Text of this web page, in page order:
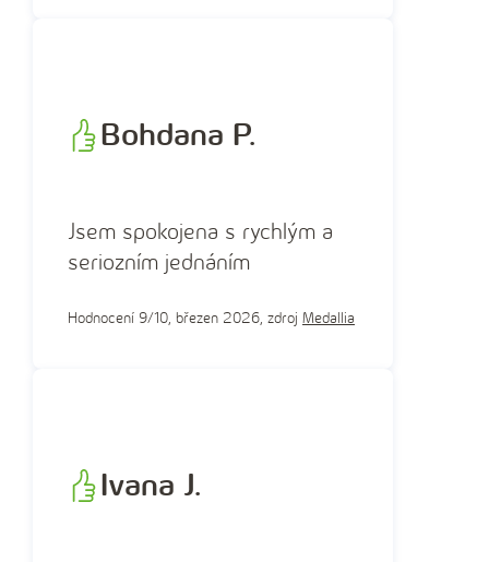
Bohdana P.
Jsem spokojena s rychlým a
seriozním jednáním
Hodnocení 9/10, březen 2026, zdroj Medallia
Ivana J.